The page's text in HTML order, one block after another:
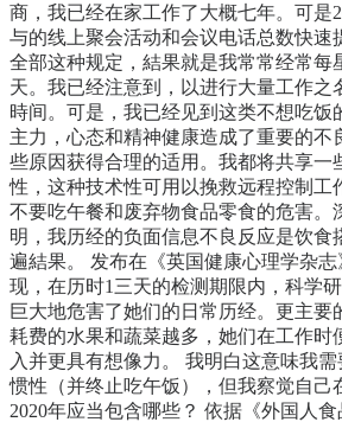
商，我已经在家工作了大概七年。可是
与的线上聚会活动和会议电话总数快速
全部这种规定，結果就是我常常经常每
天。我已经注意到，以进行大量工作之
時间。可是，我已经见到这类不想吃饭
主力，心态和精神健康造成了重要的不
些原因获得合理的适用。我都将共享一
性，这种技术性可用以挽救远程控制工
不要吃午餐和废弃物食品零食的危害。
明，我历经的负面信息不良反应是饮食
遍結果。 发布在《英国健康心理学杂
现，在历时1三天的检测期限内，科学
巨大地危害了她们的日常历经。更主要
耗费的水果和蔬菜越多，她们在工作时
入并更具有想像力。 我明白这意味我
惯性（并终止吃午饭），但我察觉自己
2020年应当包含哪些？ 依据《外国人